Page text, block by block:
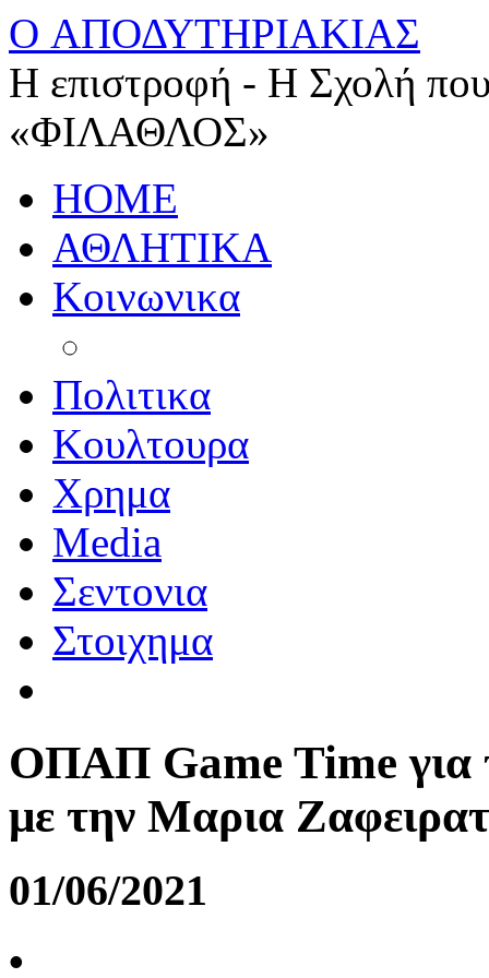
O ΑΠΟΔΥΤΗΡΙΑΚΙΑΣ
Η επιστροφή - Η Σχολή
«ΦΙΛΑΘΛΟΣ»
HOME
ΑΘΛΗΤΙΚΑ
Κοινωνικα
Πολιτικα
Κουλτουρα
Χρημα
Media
Σεντονια
Στοιχημα
ΟΠΑΠ Game Time για
με την Μαρια
01/06/2021
•